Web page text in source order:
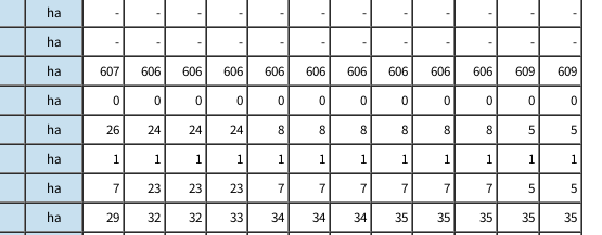
ha - - - - - - - - - - -
-
ha - - - - - - - - - - -
-
ha 607 606 606 606 606 606 606 606 606 606 609
609
ha 0 0 0 0 0 0 0 0 0 0 0
0
ha 26 24 24 24 8 8 8 8 8 8 5
5
ha 1 1 1 1 1 1 1 1 1 1 1
1
ha 7 23 23 23 7 7 7 7 7 7 5
5
ha 29 32 32 33 34 34 34 35 35 35 35
35